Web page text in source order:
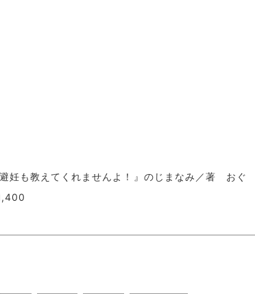
妊も教えてくれませんよ！』のじまなみ／著 おぐ